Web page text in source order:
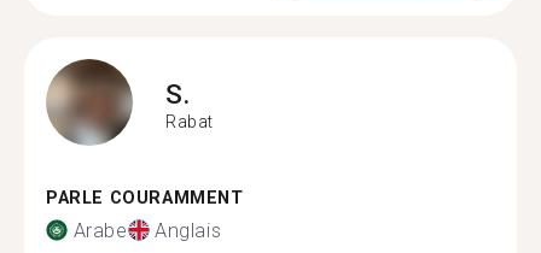
S.
Rabat
PARLE COURAMMENT
Arabe Anglais